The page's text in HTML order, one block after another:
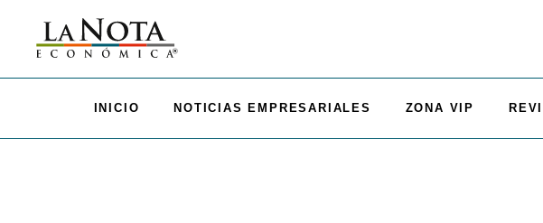
INICIO NOTICIAS EMPRESARIALES ZONA VIP